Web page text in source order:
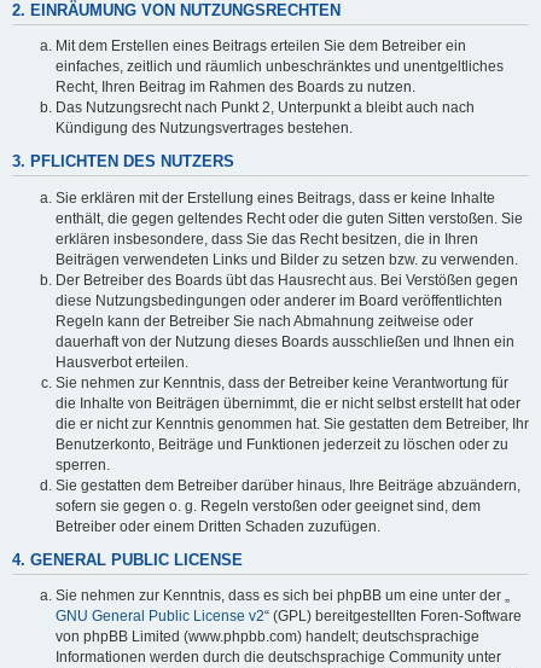
2. EINRÄUMUNG VON NUTZUNGSRECHTEN
Mit dem Erstellen eines Beitrags erteilen Sie dem Betreiber ein
einfaches, zeitlich und räumlich unbeschränktes und unentgeltliches
Recht, Ihren Beitrag im Rahmen des Boards zu nutzen.
Das Nutzungsrecht nach Punkt 2, Unterpunkt a bleibt auch nach
Kündigung des Nutzungsvertrages bestehen.
3. PFLICHTEN DES NUTZERS
Sie erklären mit der Erstellung eines Beitrags, dass er keine Inhalte
enthält, die gegen geltendes Recht oder die guten Sitten verstoßen. Sie
erklären insbesondere, dass Sie das Recht besitzen, die in Ihren
Beiträgen verwendeten Links und Bilder zu setzen bzw. zu verwenden.
Der Betreiber des Boards übt das Hausrecht aus. Bei Verstößen gegen
diese Nutzungsbedingungen oder anderer im Board veröffentlichten
Regeln kann der Betreiber Sie nach Abmahnung zeitweise oder
dauerhaft von der Nutzung dieses Boards ausschließen und Ihnen ein
Hausverbot erteilen.
Sie nehmen zur Kenntnis, dass der Betreiber keine Verantwortung für
die Inhalte von Beiträgen übernimmt, die er nicht selbst erstellt hat oder
die er nicht zur Kenntnis genommen hat. Sie gestatten dem Betreiber, Ihr
Benutzerkonto, Beiträge und Funktionen jederzeit zu löschen oder zu
sperren.
Sie gestatten dem Betreiber darüber hinaus, Ihre Beiträge abzuändern,
sofern sie gegen o. g. Regeln verstoßen oder geeignet sind, dem
Betreiber oder einem Dritten Schaden zuzufügen.
4. GENERAL PUBLIC LICENSE
Sie nehmen zur Kenntnis, dass es sich bei phpBB um eine unter der „
GNU General Public License v2“ (GPL) bereitgestellten Foren-Software
von phpBB Limited (www.phpbb.com) handelt; deutschsprachige
Informationen werden durch die deutschsprachige Community unter